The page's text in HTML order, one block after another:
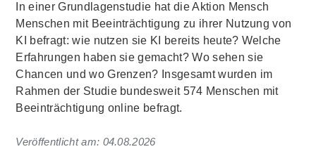
In einer Grundlagenstudie hat die Aktion Mensch
Menschen mit Beeinträchtigung zu ihrer Nutzung von
KI befragt: wie nutzen sie KI bereits heute? Welche
Erfahrungen haben sie gemacht? Wo sehen sie
Chancen und wo Grenzen? Insgesamt wurden im
Rahmen der Studie bundesweit 574 Menschen mit
Beeinträchtigung online befragt.
Veröffentlicht am: 04.08.2026